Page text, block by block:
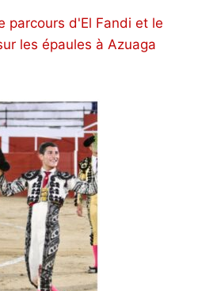
parcours d'El Fandi et le
les épaules à Azuaga